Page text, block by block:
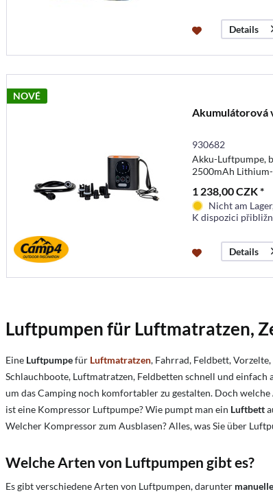
Details
NOVÉ
Akumulátorová
930682
Akku-Luftpumpe,
2500mAh
1 238,00 CZK *
Nicht am
K dispozici
Details
Luftpumpen für Luftmatratzen,
Eine Luftpumpefür Luftmatratzen, Fahrrad, Feldbett,
Schlauchboote, Luftmatratzen, Feldbetten schnell und
um das Camping noch komfortabler zu gestalten. Doch
ist eine Kompressor Luftpumpe?Wie pumpt man ein Luftbett
Welcher Kompressor zum Ausblasen?Alles, was Sie über
Welche Arten von Luftpumpen gibt es?
Es gibt verschiedene Arten von Luftpumpen, darunter manuelle